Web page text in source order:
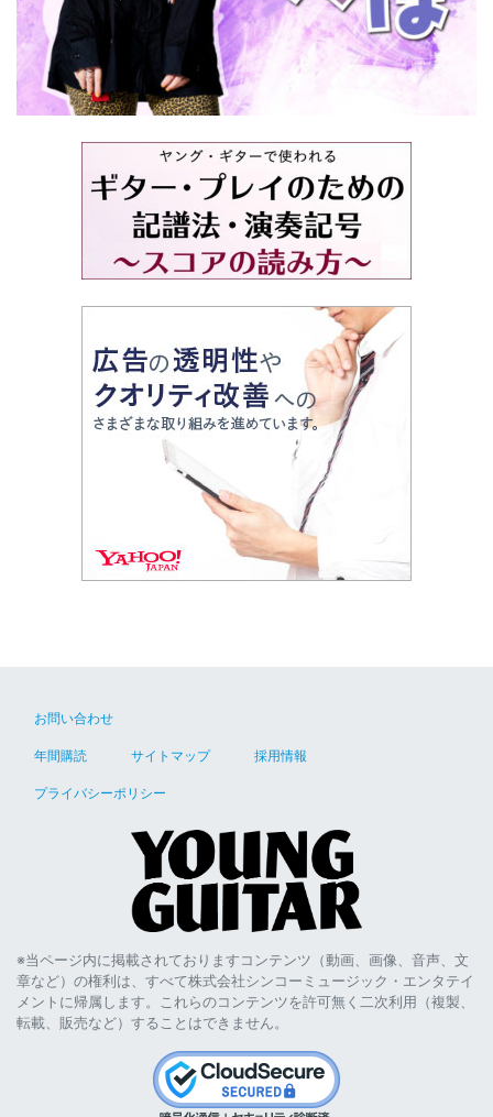
お問い合わせ
年間購読 サイトマップ 採用情報
プライバシーポリシー
※当ページ内に掲載されておりますコンテンツ（動画、画像、音声、文
章など）の権利は、すべて株式会社シンコーミュージック・エンタテイ
メントに帰属します。これらのコンテンツを許可無く二次利用（複製、
転載、販売など）することはできません。